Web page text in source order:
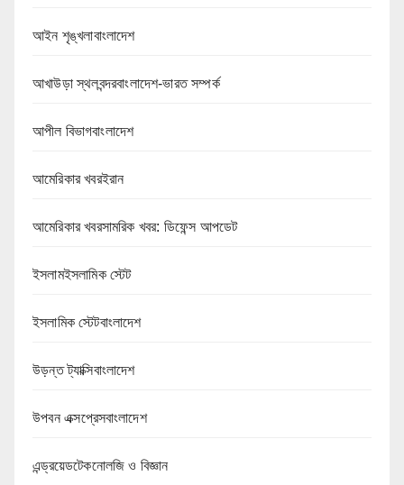
আইন শৃঙ্খলাবাংলাদেশ
আখাউড়া স্থলবন্দরবাংলাদেশ-ভারত সম্পর্ক
আপীল বিভাগবাংলাদেশ
আমেরিকার খবরইরান
আমেরিকার খবরসামরিক খবর: ডিফেন্স আপডেট
ইসলামইসলামিক স্টেট
ইসলামিক স্টেটবাংলাদেশ
উড়ন্ত ট্যাক্সিবাংলাদেশ
উপবন এক্সপ্রেসবাংলাদেশ
এন্ড্রয়েডটেকনোলজি ও বিজ্ঞান